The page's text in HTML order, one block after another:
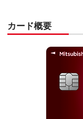
カード概要